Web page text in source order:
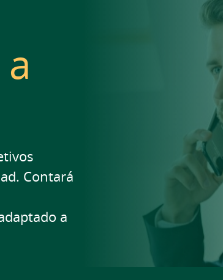
a
Contará
a